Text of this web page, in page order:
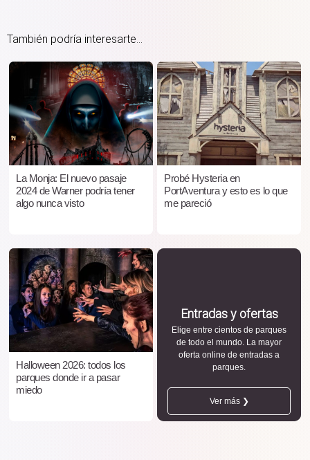
También podría interesarte...
La Monja: El nuevo pasaje
2024 de Warner podría tener
algo nunca visto
Probé Hysteria en
PortAventura y esto es lo que
me pareció
Halloween 2026: todos los
parques donde ir a pasar
miedo
Entradas y ofertas
Elige entre cientos de parques
de todo el mundo. La mayor
oferta online de entradas a
parques.
Ver más ❯